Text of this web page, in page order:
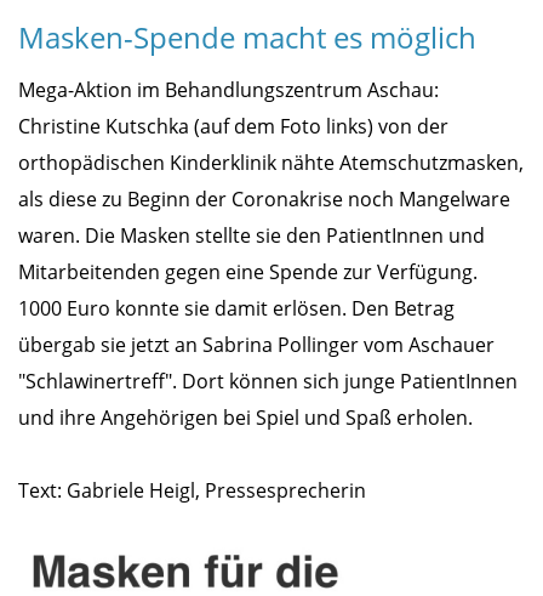
Masken-Spende macht es möglich
Mega-Aktion im Behandlungszentrum Aschau:
Christine Kutschka (auf dem Foto links) von der
orthopädischen Kinderklinik nähte Atemschutzmasken,
als diese zu Beginn der Coronakrise noch Mangelware
waren. Die Masken stellte sie den PatientInnen und
Mitarbeitenden gegen eine Spende zur Verfügung.
1000 Euro konnte sie damit erlösen. Den Betrag
übergab sie jetzt an Sabrina Pollinger vom Aschauer
"Schlawinertreff". Dort können sich junge PatientInnen
und ihre Angehörigen bei Spiel und Spaß erholen.
Text: Gabriele Heigl, Pressesprecherin